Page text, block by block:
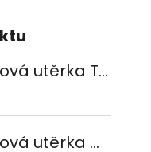
Průmyslová papírová utěrka TEMCA PROFIX Durex plus - 2ks
z 5 hvězdiček.
Průmyslová papírová utěrka CELTEX Smart White 800, šířka 24cm, 2vrstvy